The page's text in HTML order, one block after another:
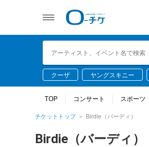
クーザ ヤングスキニー
TOP コンサート スポーツ
チケットトップ Birdie（バーディ）
Birdie（バーディ）